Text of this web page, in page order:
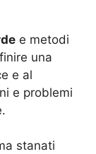
e metodi
una
e al
e problemi
stanati